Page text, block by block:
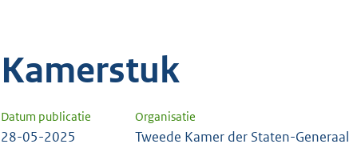
Kamerstuk
Datum publicatie Organisatie
28-05-2025 Tweede Kamer der Staten-Generaal